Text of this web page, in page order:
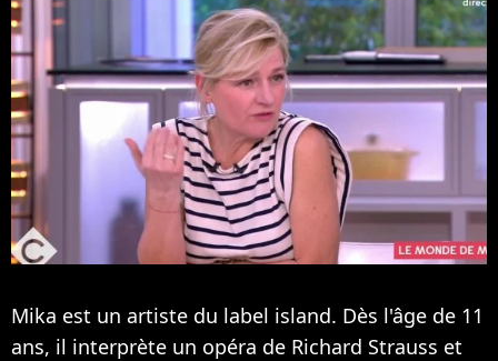
Mika est un artiste du label island. Dès l'âge de 11
ans, il interprète un opéra de Richard Strauss et